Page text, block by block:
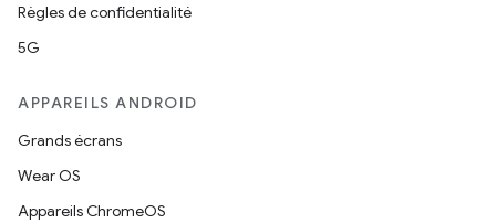
Règles de confidentialité
5G
APPAREILS ANDROID
Grands écrans
Wear OS
Appareils ChromeOS